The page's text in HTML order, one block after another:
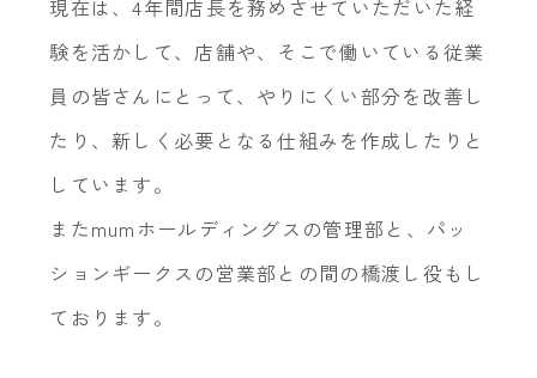
現在は、4年間店長を務めさせていただいた経
験を活かして、店舗や、そこで働いている従業
員の皆さんにとって、やりにくい部分を改善し
たり、新しく必要となる仕組みを作成したりと
しています。
またmumホールディングスの管理部と、パッ
ションギークスの営業部との間の橋渡し役もし
ております。